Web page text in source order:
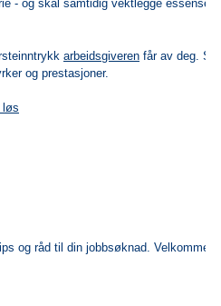
- og skal samtidig vektlegge essensen
arbeidsgiveren får av deg.
og prestasjoner.
løs
og råd til din jobbsøknad. Velkommen